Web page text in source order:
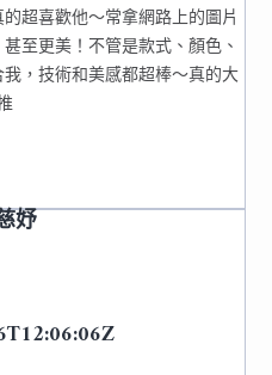
超喜歡他～常拿網路上的圖片
至更美！不管是款式、顏色、
，技術和美感都超棒～真的大
妤